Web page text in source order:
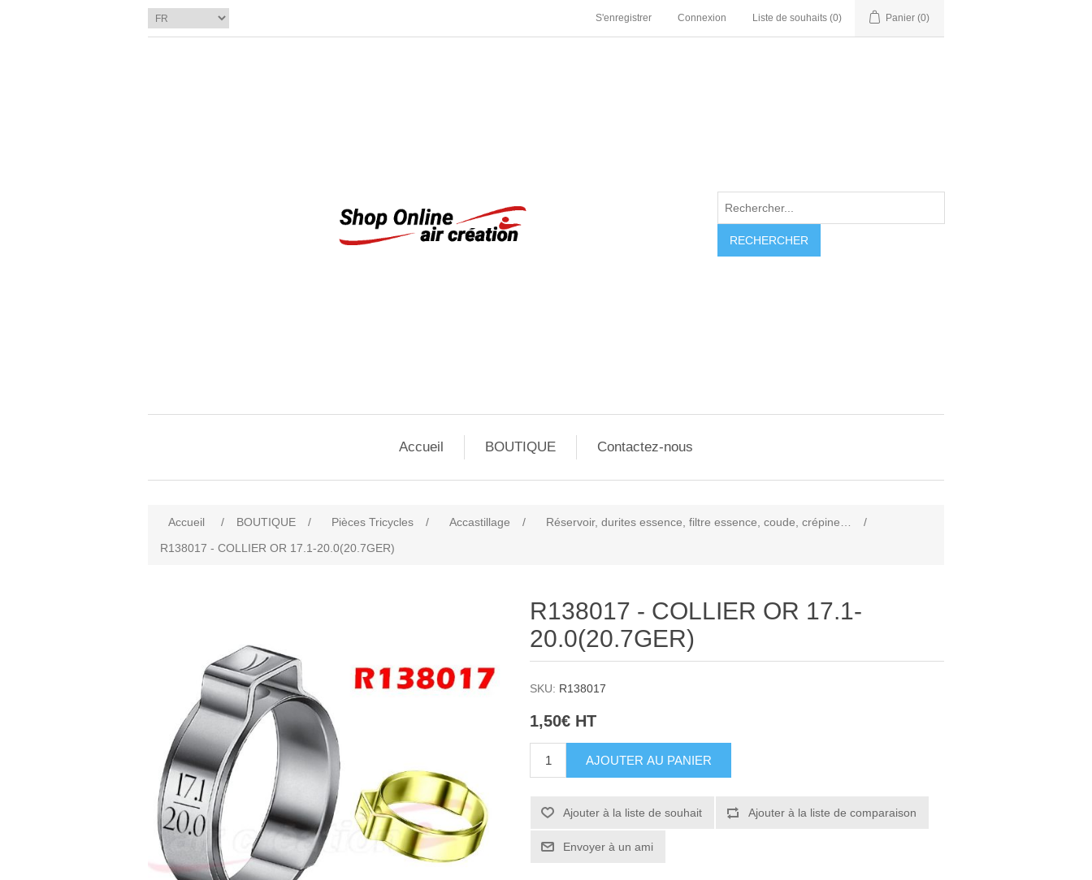
S'enregistrer Connexion Liste de souhaits (0) Panier (0)
RECHERCHER
Accueil BOUTIQUE Contactez-nous
Accueil / BOUTIQUE / Pièces Tricycles / Accastillage / Réservoir, durites essence, filtre essence, coude, crépine…
/
R138017 - COLLIER OR 17.1-20.0(20.7GER)
R138017 - COLLIER OR 17.1-
20.0(20.7GER)
SKU: R138017
1,50€ HT
AJOUTER AU PANIER
Ajouter à la liste de souhait Ajouter à la liste de comparaison
Envoyer à un ami